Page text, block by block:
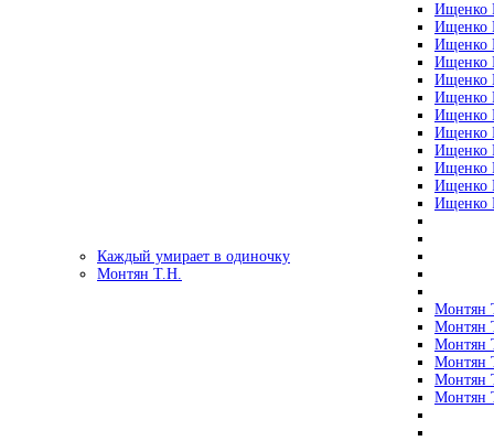
Ищенко
Ищенко
Ищенко
Ищенко
Ищенко
Ищенко
Ищенко
Ищенко
Ищенко
Ищенко
Ищенко
Ищенко
Каждый умирает в одиночку
Монтян Т.Н.
Монтян
Монтян
Монтян
Монтян
Монтян
Монтян